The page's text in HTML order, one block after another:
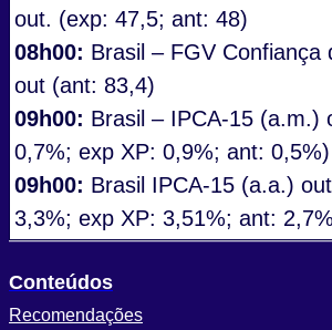
out. (exp: 47,5; ant: 48)
08h00: Brasil – FGV Confiança
out (ant: 83,4)
09h00: Brasil – IPCA-15 (a.m.)
0,7%; exp XP: 0,9%; ant: 0,5%)
09h00: Brasil IPCA-15 (a.a.)
3,3%; exp XP: 3,51%; ant:
Conteúdos
Recomendações